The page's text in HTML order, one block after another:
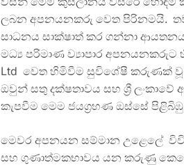
ලබන අපනයනකරු වෙත පිරිනමයි.
සාධනය සාක්ෂාත් කර ගන්නා
මධ්‍ය පරිමාණ ව්‍යාපාර අපනයනකරුට
Ltd වෙත හිමිවීම සුවිශේෂී කරුණක් වූ
ඔවුන් සතු දක්ෂතාවය සහ ශ්‍රී
කැපවීම මෙම ජයග්‍රහණ ඔස්සේ
මෙවර අපනයන සම්මාන උළෙලේ
සහ ගුණාත්මකභාවය යන කරුණු